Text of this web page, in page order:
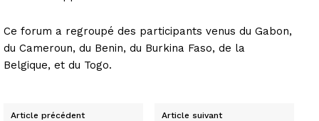
Ce forum a regroupé des participants venus du Gabon,
du Cameroun, du Benin, du Burkina Faso, de la
Belgique, et du Togo.
Article précédent Article suivant